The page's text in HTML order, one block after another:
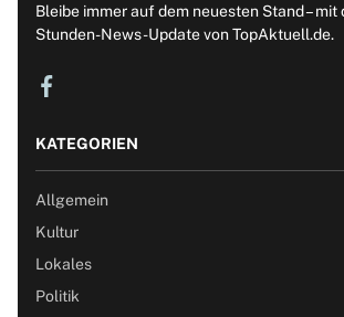
Bleibe immer auf dem neuesten Stand – mit
Stunden-News-Update von TopAktuell.de.
KATEGORIEN
Allgemein
Kultur
Lokales
Politik